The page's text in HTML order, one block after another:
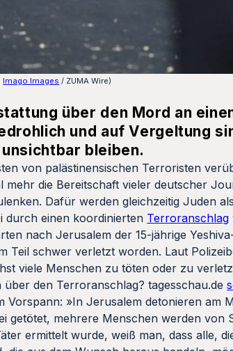
Imago Images / ZUMA Wire)
über den Mord an
und auf Vergeltung
bleiben.
von palästinensischen Terroristen
mehr die Bereitschaft vieler deutscher
Dafür werden gleichzeitig Juden
durch einen koordinierten Terroranschlag
nach Jerusalem der 15-jährige
Teil schwer verletzt worden. Laut
viele Menschen zu töten oder zu
den Terroranschlag? tagesschau.de
Vorspann: »In Jerusalem detonieren am
getötet, mehrere Menschen werden von
ermittelt wurde, weiß man, dass alle,